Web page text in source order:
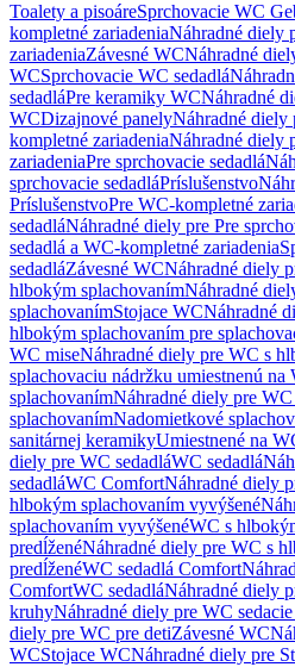
Toalety a pisoáreSprchovacie WC
kompletné zariadeniaNáhradné diely
zariadeniaZávesné WCNáhradné
WCSprchovacie WC sedadlá
sedadláPre keramiky WCNáhradné
WCDizajnové panelyNáhradné diely
kompletné zariadeniaNáhradné diely
zariadeniaPre sprchovacie sedadlá
sprchovacie sedadláPríslušenstvo
PríslušenstvoPre WC-kompletné
sedadláNáhradné diely pre Pre
sedadlá a WC-kompletné zariadenia
sedadláZávesné WCNáhradné diely
hlbokým splachovanímNáhradné
splachovanímStojace WCNáhradné
hlbokým splachovaním pre
WC miseNáhradné diely pre WC s
splachovaciu nádržku umiestnenú na
splachovanímNáhradné diely pre
splachovanímNadomietkové
sanitárnej keramikyUmiestnené na
diely pre WC sedadláWC sedadlá
sedadláWC ComfortNáhradné diely
hlbokým splachovaním vyvýšené
splachovaním vyvýšenéWC s
predĺženéNáhradné diely pre WC s
predĺženéWC sedadlá Comfort
ComfortWC sedadláNáhradné diely
kruhyNáhradné diely pre WC
diely pre WC pre detiZávesné WC
WCStojace WCNáhradné diely pre